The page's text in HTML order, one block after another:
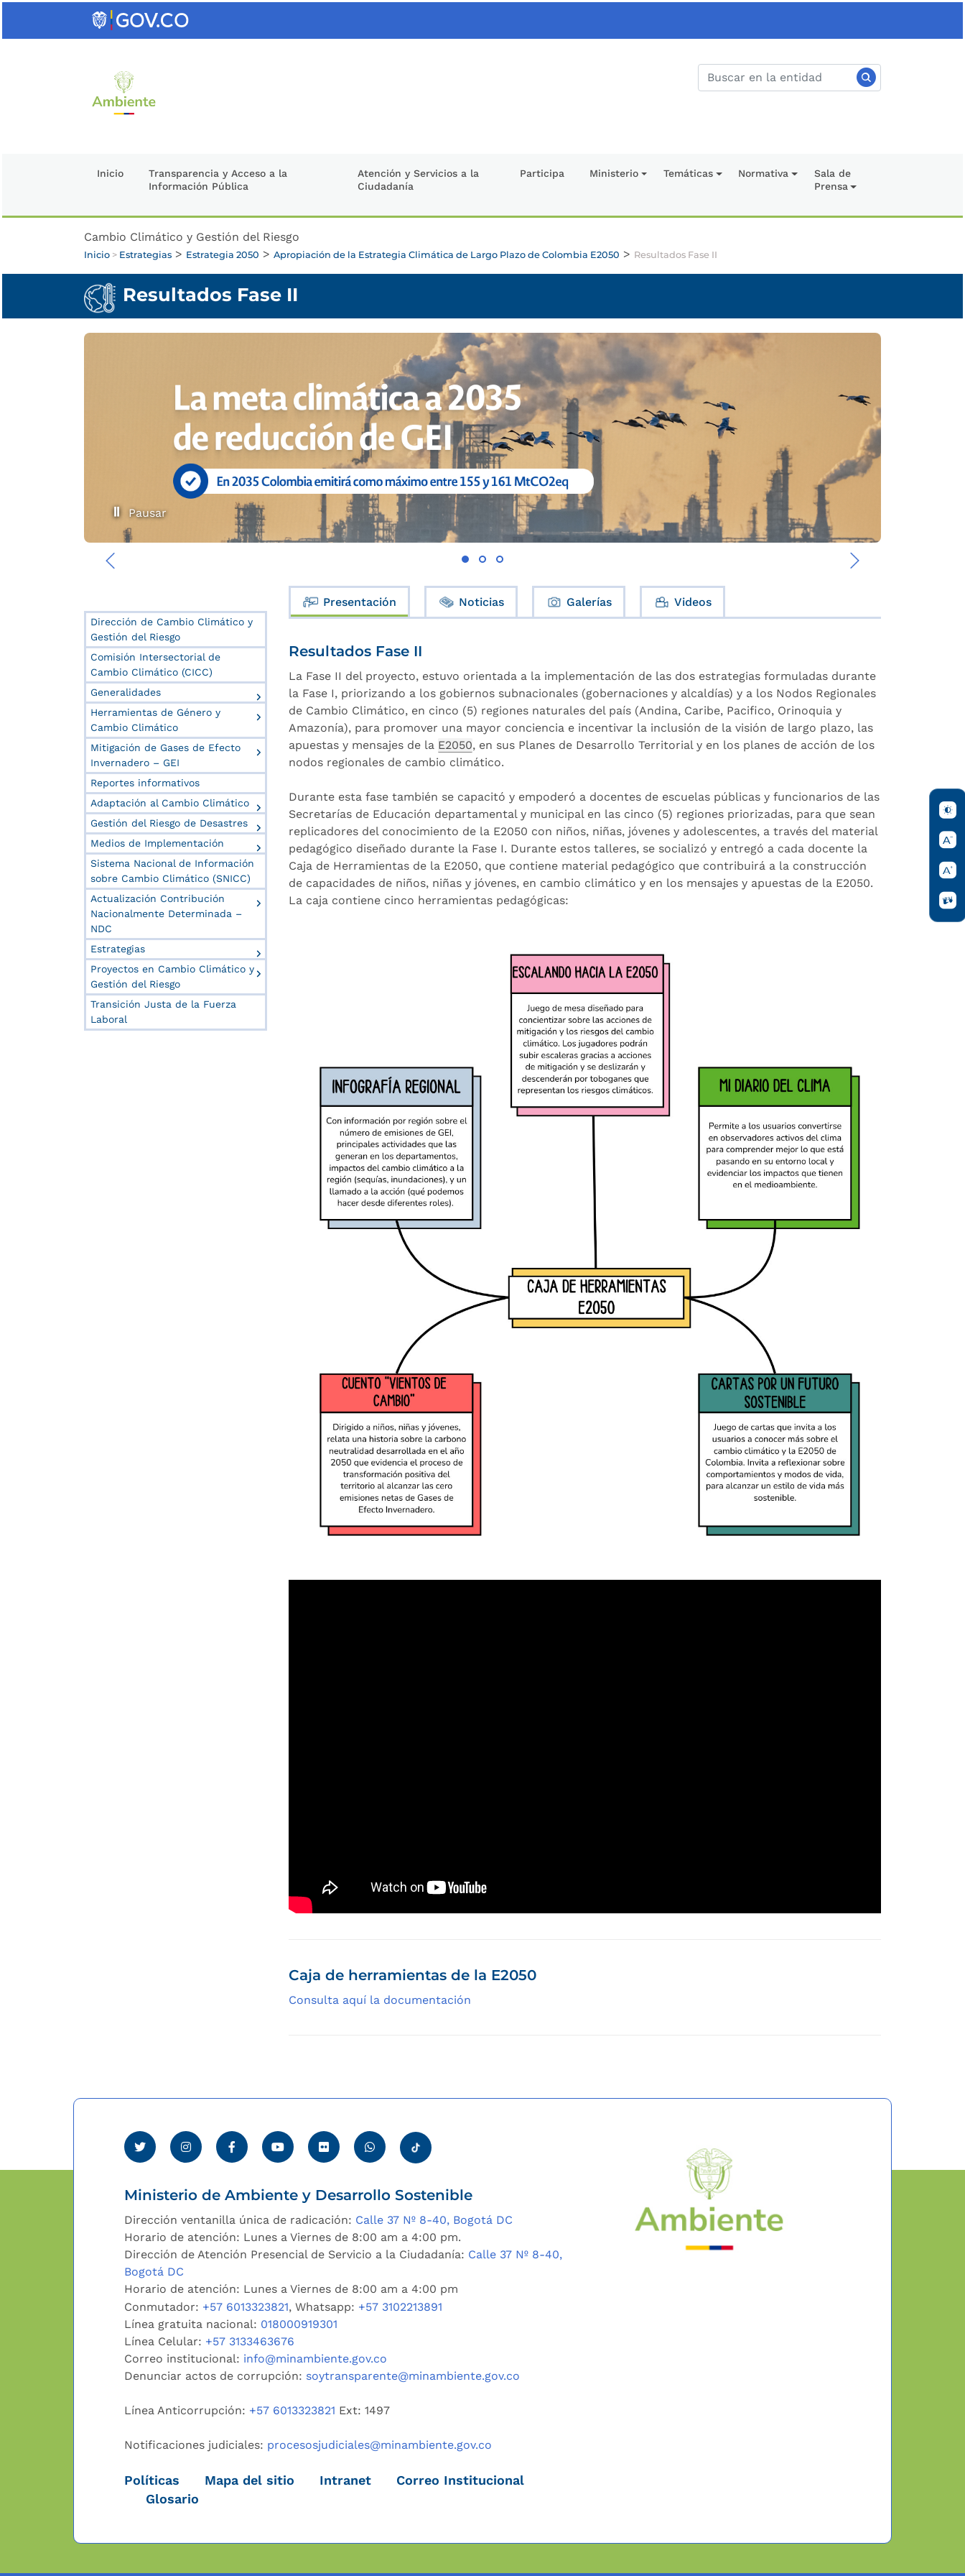
Inicio
Transparencia y Acceso a la
Información Pública
Atención y Servicios a la
Ciudadanía
Participa Ministerio Temáticas Normativa
Sala de
Prensa
Cambio Climático y Gestión del Riesgo
Inicio > Estrategias > Estrategia 2050 > Apropiación de la Estrategia Climática de Largo Plazo de Colombia E2050 > Resultados Fase II
Resultados Fase II
‹ ›
Pausar
Dirección de Cambio Climático y
Gestión del Riesgo
Comisión Intersectorial de
Cambio Climático (CICC)
Generalidades
Herramientas de Género y
Cambio Climático
Mitigación de Gases de Efecto
Invernadero – GEI
Reportes informativos
Adaptación al Cambio Climático
Gestión del Riesgo de Desastres
Medios de Implementación
Sistema Nacional de Información
sobre Cambio Climático (SNICC)
Actualización Contribución
Nacionalmente Determinada –
NDC
Estrategias
Proyectos en Cambio Climático y
Gestión del Riesgo
Transición Justa de la Fuerza
Laboral
Presentación Noticias Galerías Videos
Resultados Fase II
La Fase II del proyecto, estuvo orientada a la implementación de las dos estrategias formuladas durante
la Fase I, priorizando a los gobiernos subnacionales (gobernaciones y alcaldías) y a los Nodos Regionales
de Cambio Climático, en cinco (5) regiones naturales del país (Andina, Caribe, Pacifico, Orinoquia y
Amazonía), para promover una mayor conciencia e incentivar la inclusión de la visión de largo plazo, las
apuestas y mensajes de la E2050, en sus Planes de Desarrollo Territorial y en los planes de acción de los
nodos regionales de cambio climático.
Durante esta fase también se capacitó y empoderó a docentes de escuelas públicas y funcionarios de las
Secretarías de Educación departamental y municipal en las cinco (5) regiones priorizadas, para que sean
replicadores del conocimiento de la E2050 con niños, niñas, jóvenes y adolescentes, a través del material
pedagógico diseñado durante la Fase I. Durante estos talleres, se socializó y entregó a cada docente la
Caja de Herramientas de la E2050, que contiene material pedagógico que contribuirá a la construcción
de capacidades de niños, niñas y jóvenes, en cambio climático y en los mensajes y apuestas de la E2050.
La caja contiene cinco herramientas pedagógicas:
Caja de herramientas de la E2050
Consulta aquí la documentación
Ministerio de Ambiente y Desarrollo Sostenible
Dirección ventanilla única de radicación: Calle 37 Nº 8-40, Bogotá DC
Horario de atención: Lunes a Viernes de 8:00 am a 4:00 pm.
Dirección de Atención Presencial de Servicio a la Ciudadanía: Calle 37 Nº 8-40,
Bogotá DC
Horario de atención: Lunes a Viernes de 8:00 am a 4:00 pm
Conmutador: +57 6013323821, Whatsapp: +57 3102213891
Línea gratuita nacional: 018000919301
Línea Celular: +57 3133463676
Correo institucional: info@minambiente.gov.co
Denunciar actos de corrupción: soytransparente@minambiente.gov.co
Línea Anticorrupción: +57 6013323821 Ext: 1497
Notificaciones judiciales: procesosjudiciales@minambiente.gov.co
Políticas Mapa del sitio Intranet
Correo Institucional
Glosario